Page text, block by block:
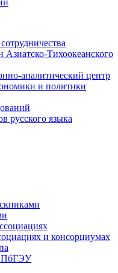
Азиатско-Тихоокеанского
аналитический центр
и политики
русского языка
и консорциумах